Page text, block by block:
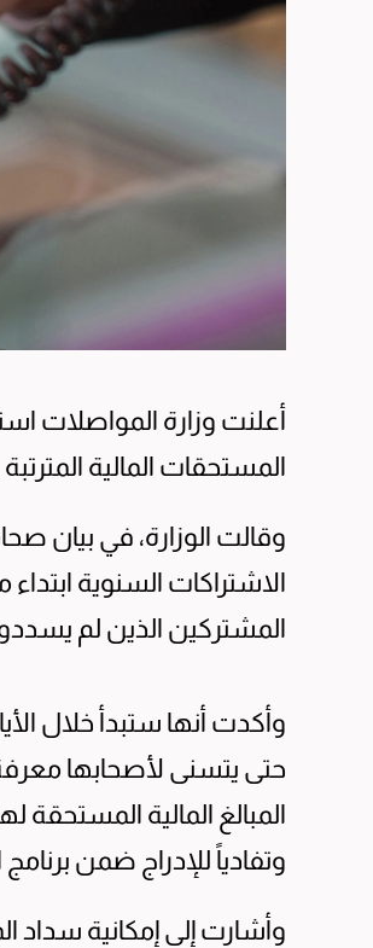
أعلنت وزارة المواصلات
المستحقات المالية
وقالت الوزارة، في بيان
الاشتراكات السنوية
المشتركين الذين لم
وأكدت أنها ستبدأ خلال
حتى يتسنى لأصحابها معرفة
المبالغ المالية المستحقة
وتفادياً للإدراج ضمن
وأشارت إلى إمكانية سداد